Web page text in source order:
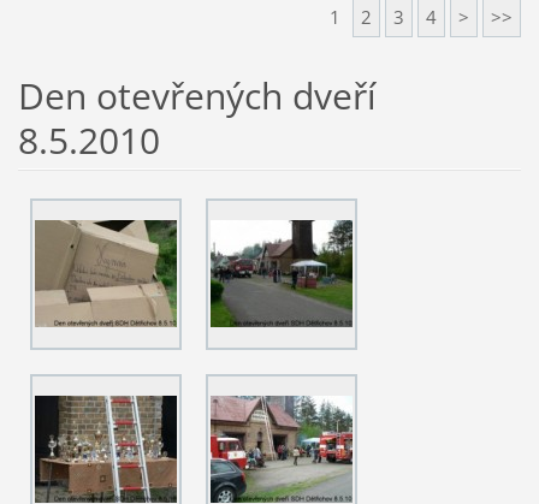
1 2 3 4 > >>
Den otevřených dveří
8.5.2010